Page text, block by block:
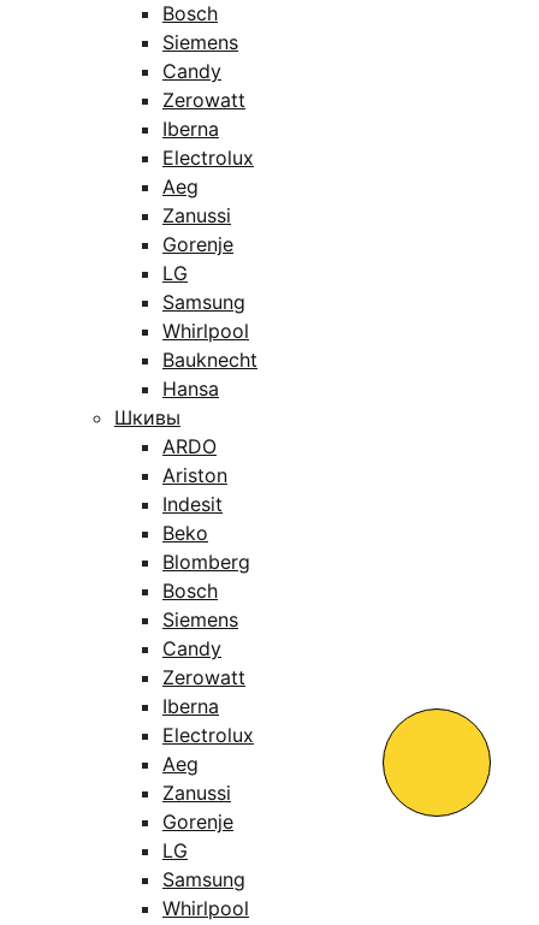
Bosch
Siemens
Candy
Zerowatt
Iberna
Electrolux
Aeg
Zanussi
Gorenje
LG
Samsung
Whirlpool
Bauknecht
Hansa
Шкивы
ARDO
Ariston
Indesit
Beko
Blomberg
Bosch
Siemens
Candy
Zerowatt
Iberna
Electrolux
Aeg
Zanussi
Gorenje
LG
Samsung
Whirlpool